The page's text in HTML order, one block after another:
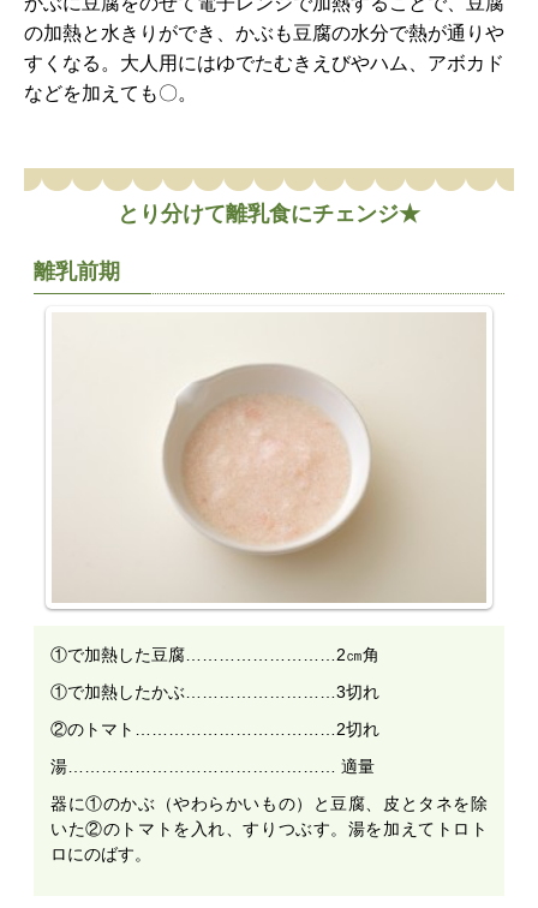
の加熱と水きりができ、かぶも豆腐の水分で熱が通りや
すくなる。大人用にはゆでたむきえびやハム、アボカド
などを加えても〇。
とり分けて離乳食にチェンジ★
離乳前期
①で加熱した豆腐………………………2㎝角
①で加熱したかぶ………………………3切れ
②のトマト………………………………2切れ
湯………………………………………… 適量
器に①のかぶ（やわらかいもの）と豆腐、皮とタネを除
いた②のトマトを入れ、すりつぶす。湯を加えてトロト
ロにのばす。